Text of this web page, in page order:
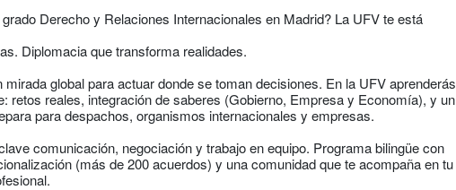
Derecho y Relaciones Internacionales en Madrid? La UFV te está
Diplomacia que transforma realidades.
global para actuar donde se toman decisiones. En la UFV aprenderás
retos reales, integración de saberes (Gobierno, Empresa y Economía), y un
para despachos, organismos internacionales y empresas.
comunicación, negociación y trabajo en equipo. Programa bilingüe con
(más de 200 acuerdos) y una comunidad que te acompaña en tu